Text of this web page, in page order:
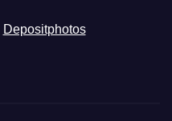
Depositphotos